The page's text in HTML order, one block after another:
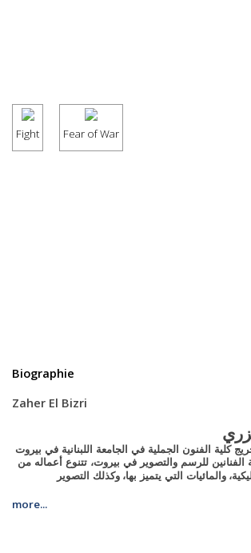
Fight Fear of War
Biographie
Zaher El Bizri
كلية الفنون الجملية في الجامعة اللبنانية في بيروت
الفنانين للرسم والتصوير في بيروت، تتنوع أعماله من
والمائيات التي يتميز بها، وكذلك التصوير
more...